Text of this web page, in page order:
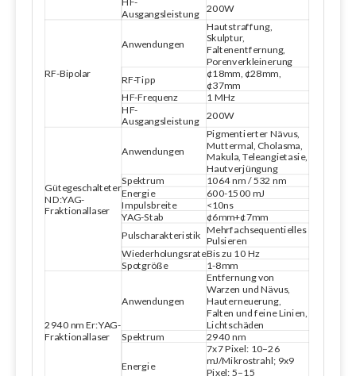
Ausgangsleistung 200W
RF-Bipolar
Anwendungen
Hautstraffung,
Skulptur,
Faltenentfernung,
Porenverkleinerung
RF-Tipp
¢18mm, ¢28mm,
¢37mm
HF-Frequenz
1 MHz
HF-
Ausgangsleistung 200W
Gütegeschalteter
ND:YAG-
Fraktionallaser
Anwendungen
Pigmentierter Nävus,
Muttermal, Cholasma,
Makula, Teleangietasie,
Hautverjüngung
Spektrum
1064 nm / 532 nm
Energie
600-1500 mJ
Impulsbreite <10ns
YAG-Stab ¢6mm+¢7mm
Pulscharakteristik Mehrfachsequentielles
Pulsieren
WiederholungsrateBis zu 10 Hz
Spotgröße
1-8mm
2940 nm Er:YAG-
Fraktionallaser
Anwendungen
Entfernung von
Warzen und Nävus,
Hauterneuerung,
Falten und feine Linien,
Lichtschäden
Spektrum
2940 nm
Energie
7x7 Pixel: 10–26
mJ/Mikrostrahl; 9x9
Pixel: 5–15